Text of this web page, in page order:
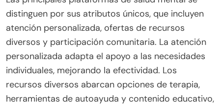
distinguen por sus atributos únicos, que incluyen
atención personalizada, ofertas de recursos
diversos y participación comunitaria. La atención
personalizada adapta el apoyo a las necesidades
individuales, mejorando la efectividad. Los
recursos diversos abarcan opciones de terapia,
herramientas de autoayuda y contenido educativo,